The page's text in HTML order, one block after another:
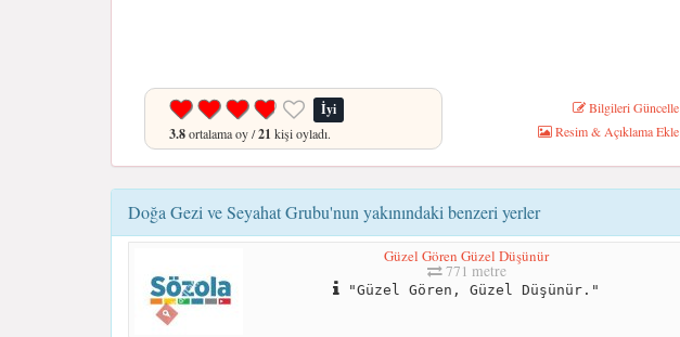
İyi
3.8ortalama oy /21 kişi oyladı.
Bilgileri Güncelle
Resim & Açıklama Ekle
Doğa Gezi ve Seyahat Grubu'nun yakınındaki benzeri yerler
Güzel Gören Güzel Düşünür
771 metre
"Güzel Gören, Güzel Düşünür."